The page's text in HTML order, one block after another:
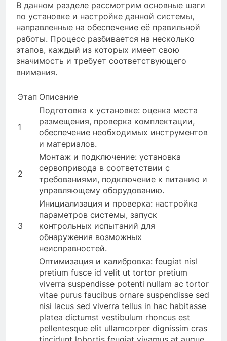
В данном разделе рассмотрим основные шаги
по установке и настройке данной системы,
направленные на обеспечение её правильной
работы. Процесс разбивается на несколько
этапов, каждый из которых имеет свою
значимость и требует соответствующего
внимания.
Этап Описание
1
Подготовка к установке: оценка места
размещения, проверка комплектации,
обеспечение необходимых инструментов
и материалов.
2
Монтаж и подключение: установка
сервопривода в соответствии с
требованиями, подключение к питанию и
управляющему оборудованию.
3
Инициализация и проверка: настройка
параметров системы, запуск
контрольных испытаний для
обнаружения возможных
неисправностей.
Оптимизация и калибровка: feugiat nisl
pretium fusce id velit ut tortor pretium
viverra suspendisse potenti nullam ac tortor
vitae purus faucibus ornare suspendisse sed
nisi lacus sed viverra tellus in hac habitasse
platea dictumst vestibulum rhoncus est
pellentesque elit ullamcorper dignissim cras